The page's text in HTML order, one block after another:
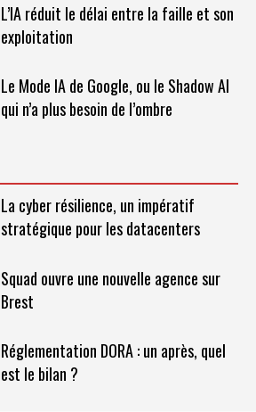
L’IA réduit le délai entre la faille et son
exploitation
Le Mode IA de Google, ou le Shadow AI
qui n’a plus besoin de l’ombre
La cyber résilience, un impératif
stratégique pour les datacenters
Squad ouvre une nouvelle agence sur
Brest
Réglementation DORA : un après, quel
est le bilan ?